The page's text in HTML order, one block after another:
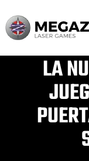
contenido
LA